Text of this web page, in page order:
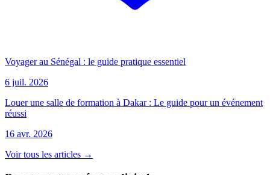
Voyager au Sénégal : le guide pratique essentiel
6 juil. 2026
Louer une salle de formation à Dakar : Le guide pour un événement
réussi
16 avr. 2026
Voir tous les articles →